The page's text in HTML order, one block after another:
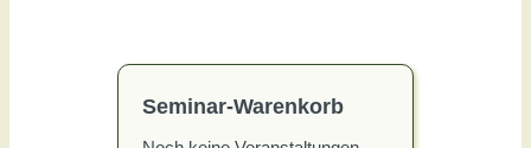
Seminar-Warenkorb